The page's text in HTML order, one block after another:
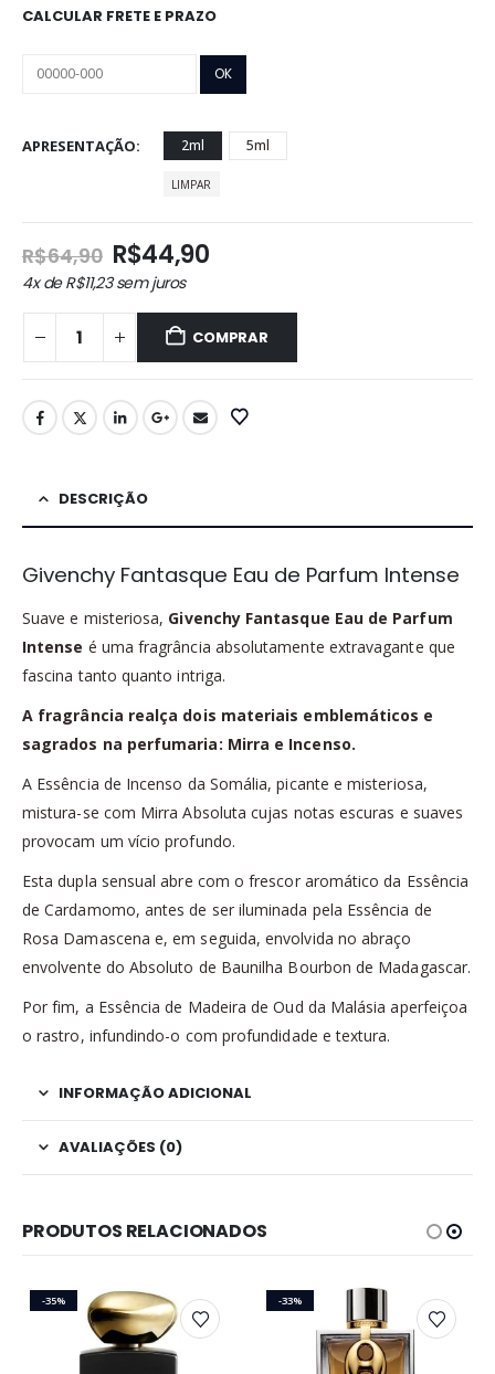
R$94,00
CALCULAR FRETE E PRAZO
APRESENTAÇÃO 2ml 5ml
LIMPAR
R$64,90 O
preço
original
era:
R$64,90.
R$44,90O
é:
R$44,90.
4x deR$11,23sem juros
COMPRAR
DESCRIÇÃO
Givenchy Fantasque Eau de Parfum Intense
Suave e misteriosa, Givenchy Fantasque Eau de Parfum
Intense é uma fragrância absolutamente extravagante que
fascina tanto quanto intriga.
A fragrância realça dois materiais emblemáticos e
sagrados na perfumaria: Mirra e Incenso.
A Essência de Incenso da Somália, picante e misteriosa,
mistura-se com Mirra Absoluta cujas notas escuras e suaves
provocam um vício profundo.
Esta dupla sensual abre com o frescor aromático da Essência
de Cardamomo, antes de ser iluminada pela Essência de
Rosa Damascena e, em seguida, envolvida no abraço
envolvente do Absoluto de Baunilha Bourbon de Madagascar.
Por fim, a Essência de Madeira de Oud da Malásia aperfeiçoa
o rastro, infundindo-o com profundidade e textura.
INFORMAÇÃO ADICIONAL
AVALIAÇÕES (0)
PRODUTOS RELACIONADOS
-35% -33%